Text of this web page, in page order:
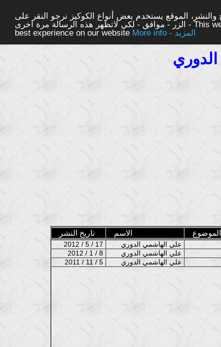
الموقع يستخدم بعض أنواع الكوكيز نرجو النقر على
الزر - موافق - لكي لاتظهر هذه الرسالة مرة اخرى - This website uses cookies to ensure you get the
best experience on our website
More info - المزيد
تاريخ النشر الاسم الموضوع
2012 / 5 / 17
2012 / 1 / 8
2011 / 11 / 5